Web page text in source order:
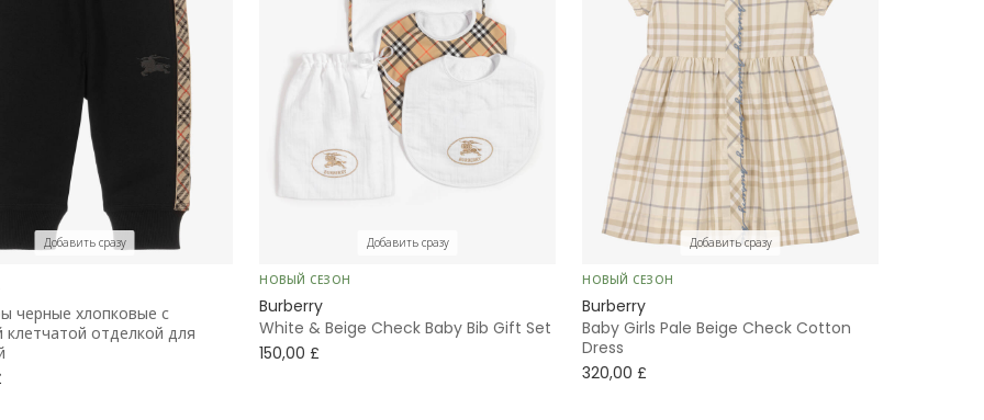
Добавить сразу
черные хлопковые с
отделкой для
Добавить сразу
НОВЫЙ СЕЗОН
Burberry
White & Beige Check Baby Bib Gift Set
150,00 £
Добавить сразу
НОВЫЙ СЕЗОН
Burberry
Baby Girls Pale Beige Check Cotton
Dress
320,00 £